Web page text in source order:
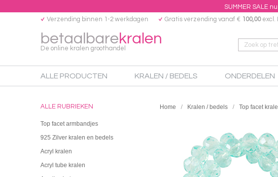
SUMMER SALE
betaalbarekralen
De online kralen groothandel
Verzending binnen 1-2 werkdagen Gratis verzending vanaf € 100,00excl.
ALLE PRODUCTEN KRALEN / BEDELS ONDERDELEN
ALLE RUBRIEKEN
Top facet armbandjes
925 Zilver kralen en bedels
Acryl kralen
Acryl tube kralen
Home Kralen / bedels Top facet